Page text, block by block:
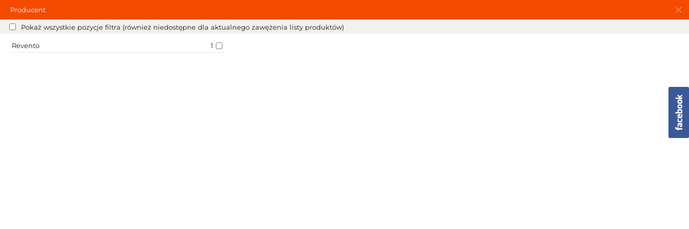
Producent
Pokaż wszystkie pozycje filtra (również niedostępne dla aktualnego zawężenia listy produktów)
Revento 1